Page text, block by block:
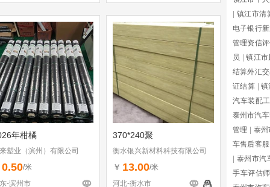
年柑橘
塑业（滨州）有限公司
0.50/米
-滨州市
370*240聚
衡水银兴新材料科技有限公司
￥ 13.00/米
河北-衡水市
镇江市清
电子银行
管理资信
员
镇江市
结算外汇
证结算
镇
汽车装配
泰州市汽
管理
泰
车售后客服
泰州市汽
手车评估师